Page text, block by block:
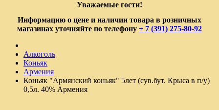
Уважаемые гости!
Информацию о цене и наличии товара в розничных
магазинах уточняйте по телефону + 7 (391) 275-80-92
Алкоголь
Коньяк
Армения
Коньяк "Армянский коньяк" 5лет (сув.бут. Крыса в п/у)
0,5л. 40% Армения